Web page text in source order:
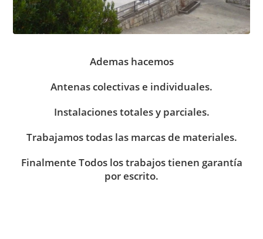
Ademas hacemos
Antenas colectivas e individuales.
Instalaciones totales y parciales.
Trabajamos todas las marcas de materiales.
Finalmente Todos los trabajos tienen garantía
por escrito.